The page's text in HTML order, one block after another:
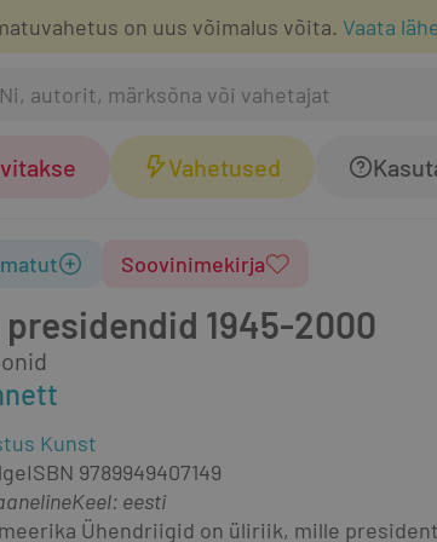
on uus võimalus võita. Vaata
Vahetused
1945-2000
Soovinimekirja
Kunst
ISBN 9789949407149
Keel: eesti
Ühendriigid on üliriik, mille